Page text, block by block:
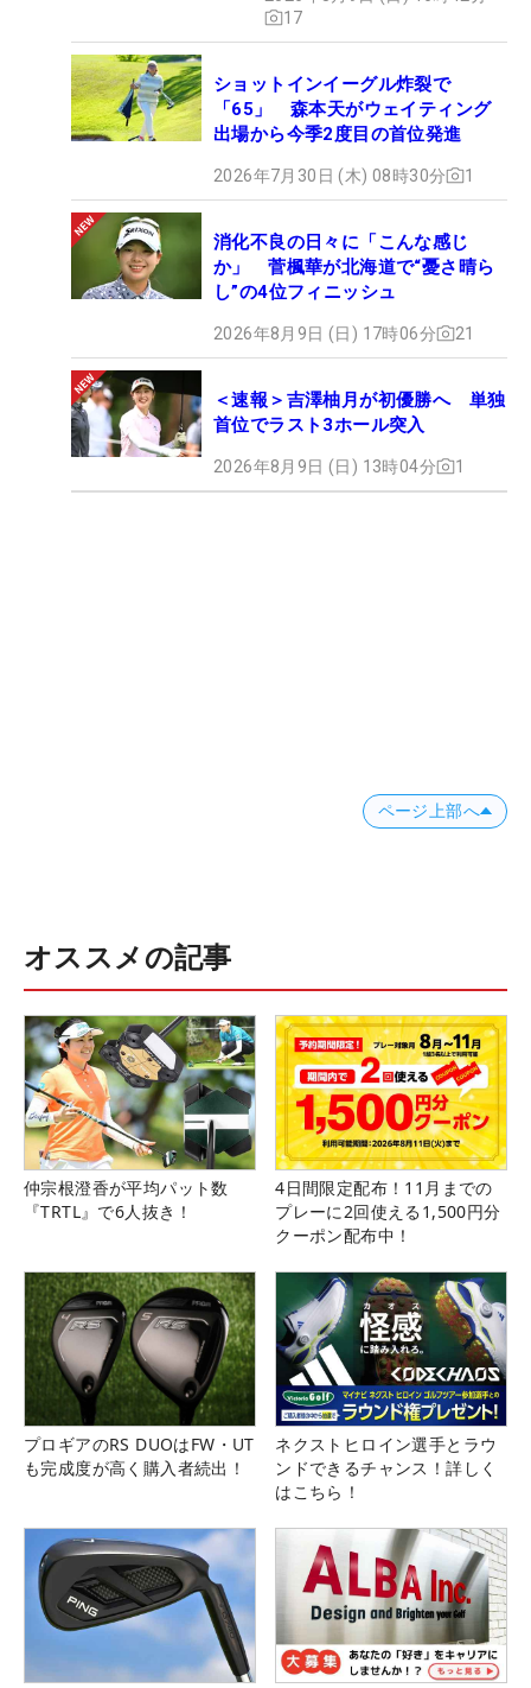
17
ショットインイーグル炸裂で
「65」 森本天がウェイティング
出場から今季2度目の首位発進
2026年7月30日 (木) 08時30分 1
消化不良の日々に「こんな感じ
か」 菅楓華が北海道で“憂さ晴ら
し”の4位フィニッシュ
2026年8月9日 (日) 17時06分 21
＜速報＞吉澤柚月が初優勝へ 単独
首位でラスト3ホール突入
2026年8月9日 (日) 13時04分 1
ページ上部へ
オススメの記事
仲宗根澄香が平均パット数
『TRTL』で6人抜き！
4日間限定配布！11月までの
プレーに2回使える1,500円分
クーポン配布中！
プロギアのRS DUOはFW・UT
も完成度が高く購入者続出！
ネクストヒロイン選手とラウ
ンドできるチャンス！詳しく
はこちら！